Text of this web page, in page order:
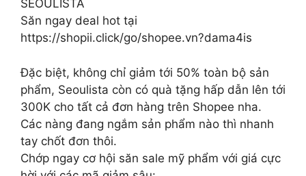
SEOULISTA
Săn ngay deal hot tại
https://shopii.click/go/shopee.vn?dama4is
Đặc biệt, không chỉ giảm tới 50% toàn bộ sản
phẩm, Seoulista còn có quà tặng hấp dẫn lên tới
300K cho tất cả đơn hàng trên Shopee nha.
Các nàng đang ngắm sản phẩm nào thì nhanh
tay chốt đơn thôi.
Chớp ngay cơ hội săn sale mỹ phẩm với giá cực